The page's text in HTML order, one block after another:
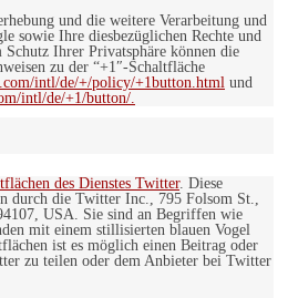
und die weitere Verarbeitung und
sowie Ihre diesbezüglichen Rechte und
Ihrer Privatsphäre können die
zu der “+1″-Schaltfläche
intl/de/+/policy/+1button.html und
intl/de/+1/button/.
des Dienstes Twitter. Diese
durch die Twitter Inc., 795 Folsom St.,
USA. Sie sind an Begriffen wie
mit einem stillisierten blauen Vogel
ist es möglich einen Beitrag oder
zu teilen oder dem Anbieter bei Twitter